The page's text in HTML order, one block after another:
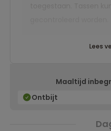
Lees
Maaltijd
Ontbijt